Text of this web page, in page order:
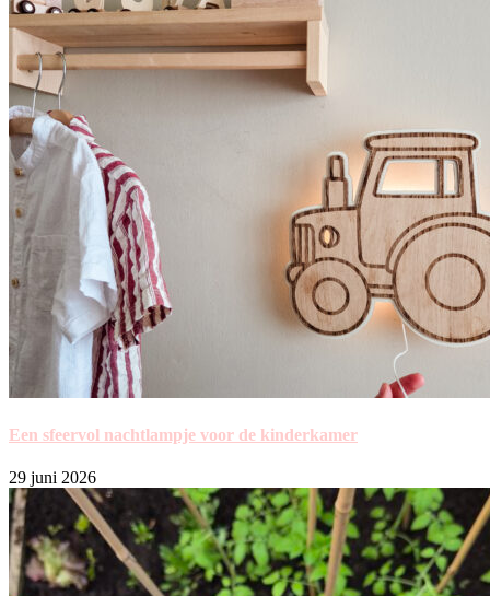
Een sfeervol nachtlampje voor de kinderkamer
29 juni 2026